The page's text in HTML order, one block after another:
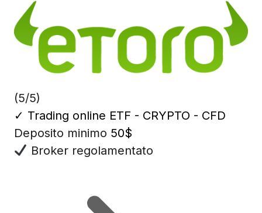
(5/5)
✓ Trading online ETF - CRYPTO - CFD
Deposito minimo 50$
Broker regolamentato